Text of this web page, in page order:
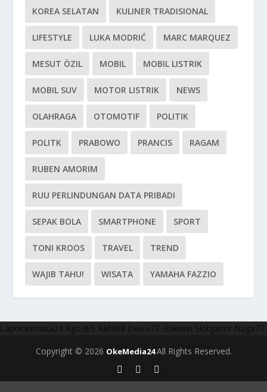
KOREA SELATAN KULINER TRADISIONAL
LIFESTYLE LUKA MODRIĆ MARC MARQUEZ
MESUT ÖZIL MOBIL MOBIL LISTRIK
MOBIL SUV MOTOR LISTRIK NEWS
OLAHRAGA OTOMOTIF POLITIK
POLITK PRABOWO PRANCIS RAGAM
RUBEN AMORIM
RUU PERLINDUNGAN DATA PRIBADI
SEPAK BOLA SMARTPHONE SPORT
TONI KROOS TRAVEL TREND
WAJIB TAHU! WISATA YAMAHA FAZZIO
Laporanmasa24 Rgo365 Rafa88 Dewa77 Hokiwin Slotgacor Naga77
Copyright © 2026 OkeMedia24All Rights Reserved.